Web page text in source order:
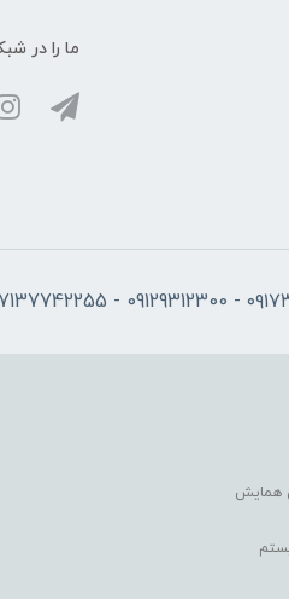
ما را در
- 07137742255
همایش